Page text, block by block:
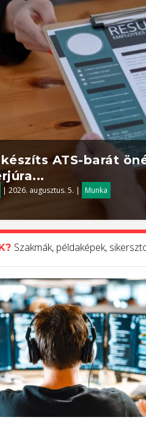
ATS-barát
|2026. augusztus. 5. | Munka
Szakmák, példaképek,